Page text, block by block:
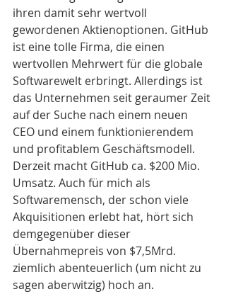
ihren damit sehr wertvoll
gewordenen Aktienoptionen. GitHub
ist eine tolle Firma, die einen
wertvollen Mehrwert für die globale
Softwarewelt erbringt. Allerdings ist
das Unternehmen seit geraumer Zeit
auf der Suche nach einem neuen
CEO und einem funktionierendem
und profitablem Geschäftsmodell.
Derzeit macht GitHub ca. $200 Mio.
Umsatz. Auch für mich als
Softwaremensch, der schon viele
Akquisitionen erlebt hat, hört sich
demgegenüber dieser
Übernahmepreis von $7,5Mrd.
ziemlich abenteuerlich (um nicht zu
sagen aberwitzig) hoch an.